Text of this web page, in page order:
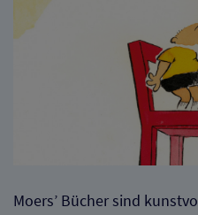
Moers’ Bücher sind